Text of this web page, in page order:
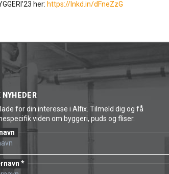
her: https://lnkd.in/dFneZzG
NYHEDER
for din interesse i Alfix. Tilmeld dig og få
viden om byggeri, puds og fliser.